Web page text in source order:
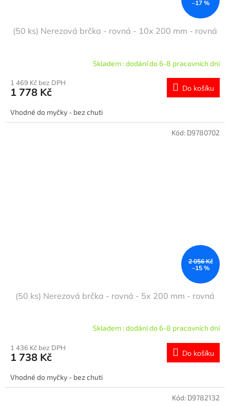
–17 %
(50 ks) Nerezová brčka - rovná - 10x 200 mm - rovná
Skladem : dodání do 6-8 pracovních dní
1 469 Kč bez DPH
1 778 Kč Do košíku
Vhodné do myčky - bez chuti
2 056 Kč
–15 %
(50 ks) Nerezová brčka - rovná - 5x 200 mm - rovná
Skladem : dodání do 6-8 pracovních dní
1 436 Kč bez DPH
1 738 Kč Do košíku
Vhodné do myčky - bez chuti
Kód: D9780702
Kód: D9782132